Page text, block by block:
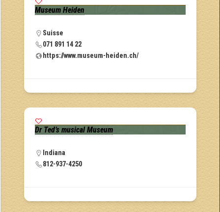
Museum Heiden
Suisse
071 891 14 22
https://www.museum-heiden.ch/
Dr Ted’s musical Museum
Indiana
812-937-4250